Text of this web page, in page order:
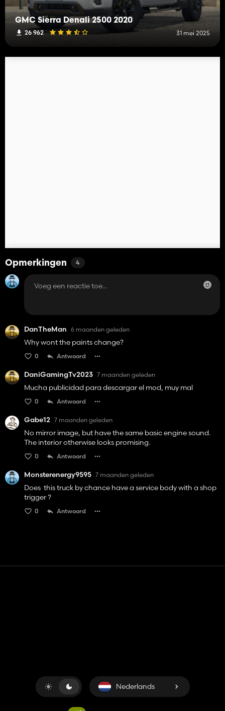
GMC Sierra Denali 2500 2020
26 962 31 mei 2025
Opmerkingen 4
DanTheMan 6 maanden geleden
Why wont the paints change?
0 Antwoord
DaniGamingTv2023 7 maanden geleden
Mucha publicidad para descargar el mod, muy mal
0 Antwoord
Gabe12 7 maanden geleden
No mirror image, but have the same basic engine sound.
The interior otherwise looks promising.
0 Antwoord
Monsterenergy9595 7 maanden geleden
Does this truck by chance have a service body with a shop
trigger ?
0 Antwoord
Nederlands